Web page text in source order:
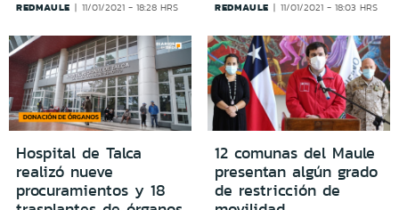
REDMAULE 11/01/2021 - 18:28 HRS REDMAULE 11/01/2021 - 18:03 HRS
Hospital de Talca
realizó nueve
procuramientos y 18
12 comunas del Maule
presentan algún grado
de restricción de